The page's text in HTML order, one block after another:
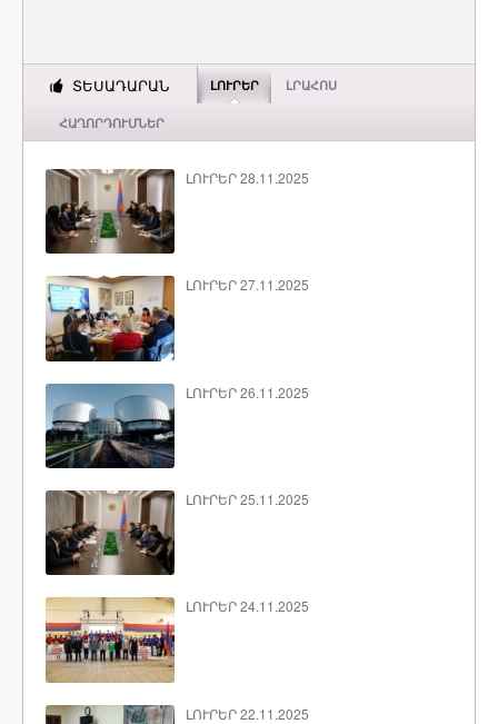
ՏԵՍԱԴԱՐԱՆ ԼՈՒՐԵՐ ԼՐԱՀՈՍ
ՀԱՂՈՐԴՈՒՄՆԵՐ
ԼՈՒՐԵՐ 28.11.2025
ԼՈՒՐԵՐ 27.11.2025
ԼՈՒՐԵՐ 26.11.2025
ԼՈՒՐԵՐ 25.11.2025
ԼՈՒՐԵՐ 24.11.2025
ԼՈՒՐԵՐ 22.11.2025